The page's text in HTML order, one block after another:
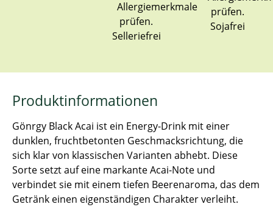
Selleriefrei
Sojafrei
Produktinformationen
Gönrgy Black Acai ist ein Energy-Drink mit einer
dunklen, fruchtbetonten Geschmacksrichtung, die
sich klar von klassischen Varianten abhebt. Diese
Sorte setzt auf eine markante Acai-Note und
verbindet sie mit einem tiefen Beerenaroma, das dem
Getränk einen eigenständigen Charakter verleiht.